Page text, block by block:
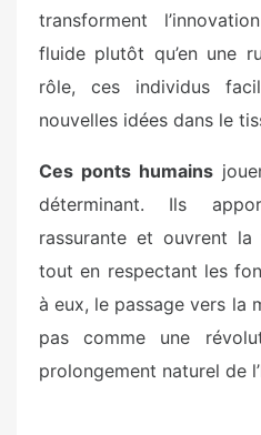
transforment
fluide plutôt qu’en une
rôle, ces individus
nouvelles idées dans le
Ces ponts humains
déterminant. Ils
rassurante et ouvrent la
tout en respectant les
à eux, le passage vers la
pas comme une
prolongement naturel de